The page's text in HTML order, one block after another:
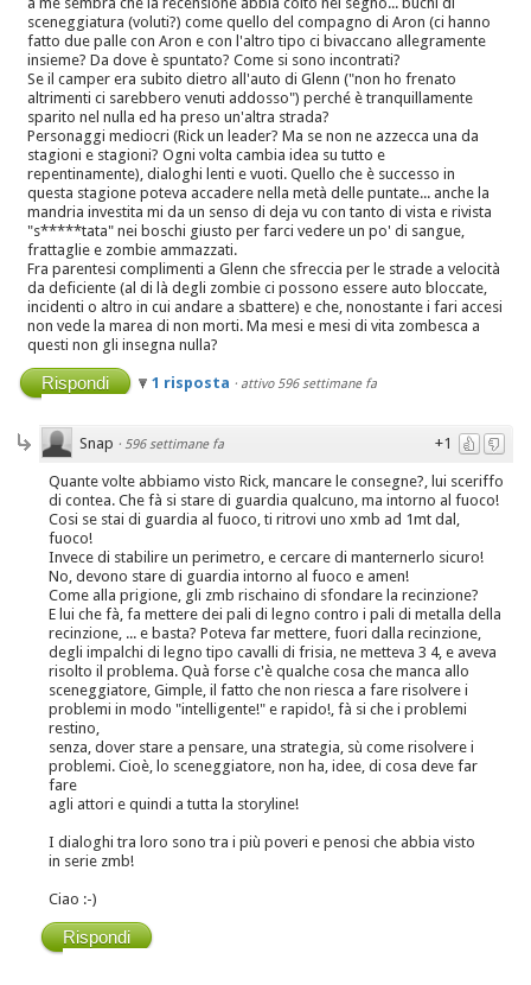
sceneggiatura (voluti?) come quello del compagno di Aron (ci hanno
fatto due palle con Aron e con l'altro tipo ci bivaccano allegramente
insieme? Da dove è spuntato? Come si sono incontrati?
Se il camper era subito dietro all'auto di Glenn ("non ho frenato
altrimenti ci sarebbero venuti addosso") perché è tranquillamente
sparito nel nulla ed ha preso un'altra strada?
Personaggi mediocri (Rick un leader? Ma se non ne azzecca una da
stagioni e stagioni? Ogni volta cambia idea su tutto e
repentinamente), dialoghi lenti e vuoti. Quello che è successo in
questa stagione poteva accadere nella metà delle puntate... anche la
mandria investita mi da un senso di deja vu con tanto di vista e rivista
"s*****tata" nei boschi giusto per farci vedere un po' di sangue,
frattaglie e zombie ammazzati.
Fra parentesi complimenti a Glenn che sfreccia per le strade a velocità
da deficiente (al di là degli zombie ci possono essere auto bloccate,
incidenti o altro in cui andare a sbattere) e che, nonostante i fari accesi
non vede la marea di non morti. Ma mesi e mesi di vita zombesca a
questi non gli insegna nulla?
Rispondi 1 risposta · attivo 596 settimane fa
+1
Snap · 596 settimane fa
Quante volte abbiamo visto Rick, mancare le consegne?, lui sceriffo
di contea. Che fà si stare di guardia qualcuno, ma intorno al fuoco!
Cosi se stai di guardia al fuoco, ti ritrovi uno xmb ad 1mt dal,
fuoco!
Invece di stabilire un perimetro, e cercare di manternerlo sicuro!
No, devono stare di guardia intorno al fuoco e amen!
Come alla prigione, gli zmb rischaino di sfondare la recinzione?
E lui che fà, fa mettere dei pali di legno contro i pali di metalla della
recinzione, ... e basta? Poteva far mettere, fuori dalla recinzione,
degli impalchi di legno tipo cavalli di frisia, ne metteva 3 4, e aveva
risolto il problema. Quà forse c'è qualche cosa che manca allo
sceneggiatore, Gimple, il fatto che non riesca a fare risolvere i
problemi in modo "intelligente!" e rapido!, fà si che i problemi
restino,
senza, dover stare a pensare, una strategia, sù come risolvere i
problemi. Cioè, lo sceneggiatore, non ha, idee, di cosa deve far
fare
agli attori e quindi a tutta la storyline!
I dialoghi tra loro sono tra i più poveri e penosi che abbia visto
in serie zmb!
Ciao :-)
Rispondi